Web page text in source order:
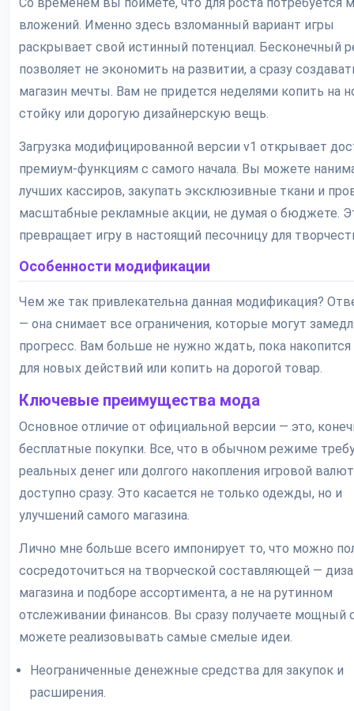
Со временем вы поймете, что для роста потребуется
вложений. Именно здесь взломанный вариант игры
раскрывает свой истинный потенциал. Бесконечный
позволяет не экономить на развитии, а сразу
магазин мечты. Вам не придется неделями копить на
стойку или дорогую дизайнерскую вещь.
Загрузка модифицированной версии v1 открывает
премиум-функциям с самого начала. Вы можете
лучших кассиров, закупать эксклюзивные ткани и
масштабные рекламные акции, не думая о бюджете.
превращает игру в настоящий песочницу для
Особенности модификации
Чем же так привлекательна данная модификация?
— она снимает все ограничения, которые могут
прогресс. Вам больше не нужно ждать, пока накопится
для новых действий или копить на дорогой товар.
Ключевые преимущества мода
Основное отличие от официальной версии — это,
бесплатные покупки. Все, что в обычном режиме
реальных денег или долгого накопления игровой
доступно сразу. Это касается не только одежды, но и
улучшений самого магазина.
Лично мне больше всего импонирует то, что можно
сосредоточиться на творческой составляющей —
магазина и подборе ассортимента, а не на рутинном
отслеживании финансов. Вы сразу получаете мощный
можете реализовывать самые смелые идеи.
Неограниченные денежные средства для закупок и
расширения.